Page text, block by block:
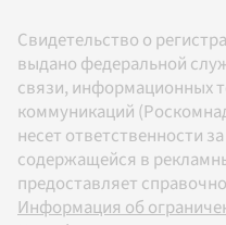
Свидетельство о
выдано федеральной
связи, информационных
коммуникаций
несет ответственности
содержащейся в
предоставляет
Информация об